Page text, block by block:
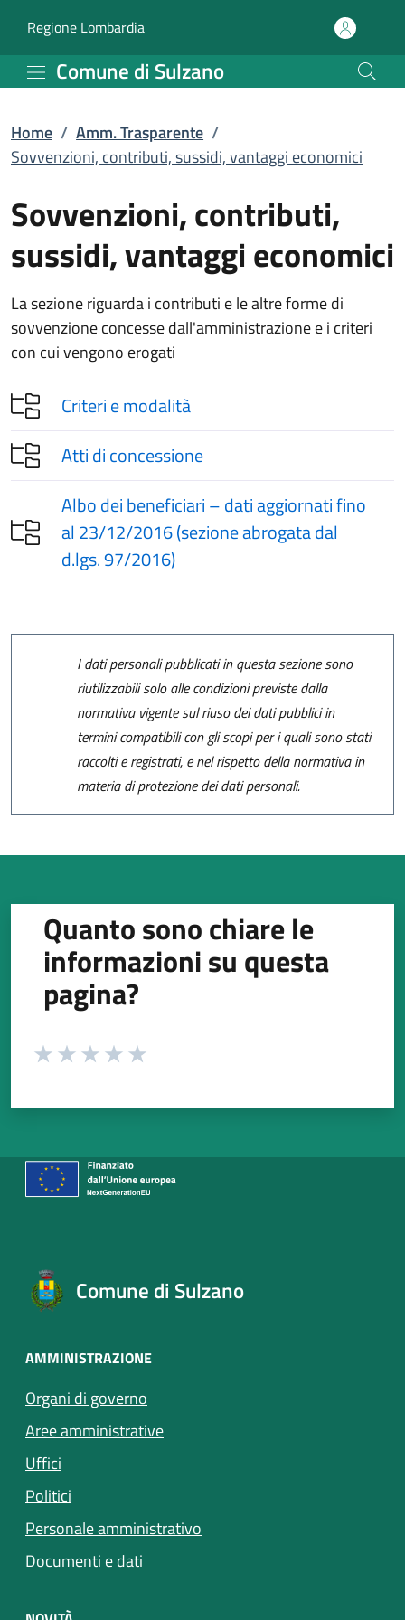
Sovvenzioni, contributi,
Regione Lombardia(apre in un'altra scheda).
Comune di Sulzano
Home / Amm. Trasparente /
Sovvenzioni, contributi, sussidi, vantaggi economici
Sovvenzioni, contributi,
sussidi, vantaggi economici
La sezione riguarda i contributi e le altre forme di
sovvenzione concesse dall'amministrazione e i criteri
con cui vengono erogati
Criteri e modalità
Atti di concessione
Albo dei beneficiari – dati aggiornati fino
al 23/12/2016 (sezione abrogata dal
d.lgs. 97/2016)
I dati personali pubblicati in questa sezione sono
riutilizzabili solo alle condizioni previste dalla
normativa vigente sul riuso dei dati pubblici in
termini compatibili con gli scopi per i quali sono stati
raccolti e registrati, e nel rispetto della normativa in
materia di protezione dei dati personali.
Quanto sono chiare le
informazioni su questa
pagina?
Valuta da 1 a 5 stelle la pagina
Comune di Sulzano
AMMINISTRAZIONE
Organi di governo
Aree amministrative
Uffici
Politici
Personale amministrativo
Documenti e dati